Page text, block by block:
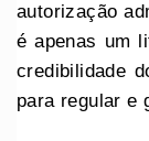
autorização
é apenas um
credibilidade
para regular e